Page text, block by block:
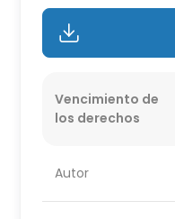
Vencimiento de
los derechos
Autor